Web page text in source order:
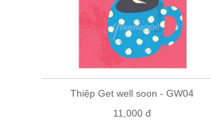
Thiệp Get well soon - GW04
11,000 đ